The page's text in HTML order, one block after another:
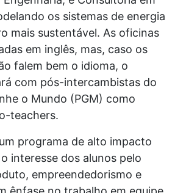
os sistemas de energia
mais sustentável. As oficinas
em inglês, mas, caso os
falem bem o idioma, o
com pós-intercambistas do
o Mundo (PGM) como
teachers.
programa de alto impacto
interesse dos alunos pelo
empreendedorismo e